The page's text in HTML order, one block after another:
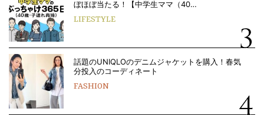
ぼほぼ当たる！【中学生ママ（40…
LIFESTYLE
話題のUNIQLOのデニムジャケットを購入！春気
分投入のコーディネート
FASHION